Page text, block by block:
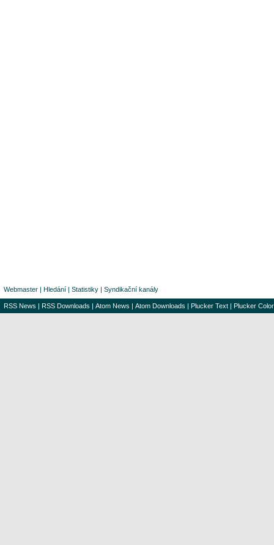
Webmaster | Hledání | Statistiky | Syndikační kanály
RSS News | RSS Downloads | Atom News | Atom Downloads | Plucker Text | Plucker Color